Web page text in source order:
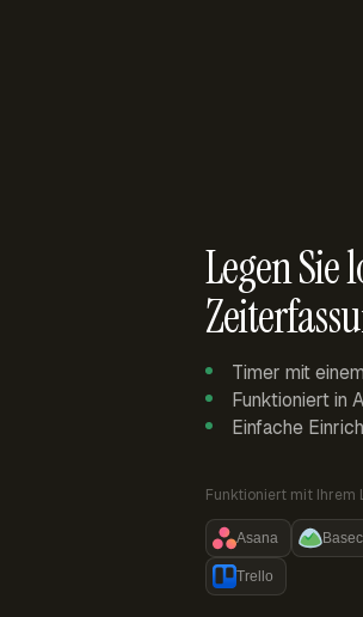
Legen Sie
Timer mit
Funktioniert in
Einfache
Funktioniert mit Ihrem
Asana
Trello